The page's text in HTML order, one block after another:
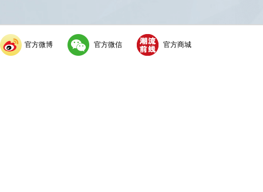
官方微博 官方微信 官方商城